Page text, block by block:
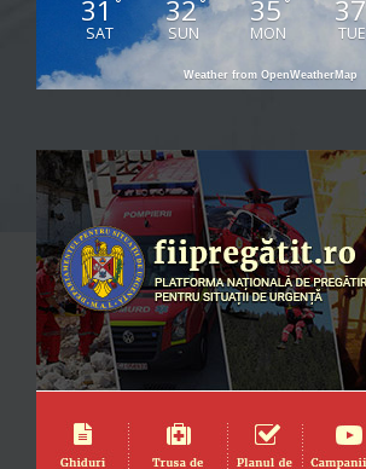
31
SAT
32
SUN
35
MON
37
TUE
Weather from OpenWeatherMap